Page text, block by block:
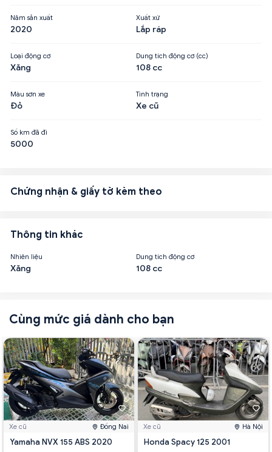
Năm sản xuất
2020
Xuất xứ
Lắp ráp
Loại động cơ
Xăng
Dung tích động cơ (cc)
108 cc
Màu sơn xe
Đỏ
Tình trạng
Xe cũ
Số km đã đi
5000
Chứng nhận & giấy tờ kèm theo
Thông tin khác
Nhiên liệu
Xăng
Dung tích động cơ
108 cc
Cùng mức giá dành cho bạn
Xe cũ Đồng Nai
Yamaha NVX 155 ABS 2020
Xe cũ Hà Nội
Honda Spacy 125 2001